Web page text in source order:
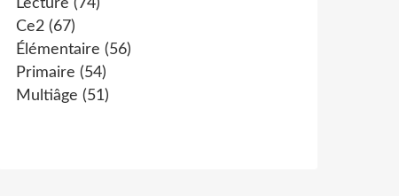
Lecture (74)
Ce2 (67)
Élémentaire (56)
Primaire (54)
Multiâge (51)